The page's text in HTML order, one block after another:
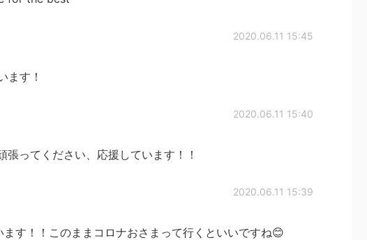
2020.06.11 15:45
ます！
2020.06.11 15:40
張ってください、応援しています！！
2020.06.11 15:39
ます！！このままコロナおさまって行くといいですね😊